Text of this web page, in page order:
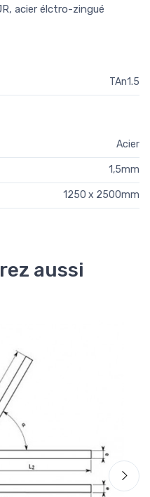
acier élctro-zingué
TAn1.5
Acier
1,5mm
1250 x 2500mm
aussi